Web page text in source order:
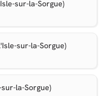
sur-la-Sorgue)
sur-la-Sorgue)
la-Sorgue)